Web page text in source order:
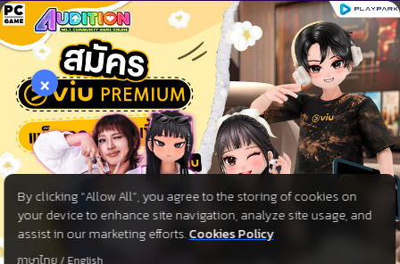
×
By clicking “Allow All”, you agree to the storing of cookies on
your device to enhance site navigation, analyze site usage, and
assist in our marketing efforts.Cookies Policy
ภาษาไทย/ English